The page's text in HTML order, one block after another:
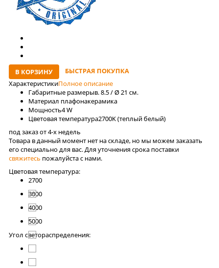
В КОРЗИНУ
БЫСТРАЯ ПОКУПКА
ХарактеристикиПолное описание
Габаритные размерыв. 8.5 / Ø 21 см.
Материал плафонакерамика
Мощность4 W
Цветовая температура2700K (теплый белый)
под заказ от 4-x недель
Товара в данный момент нет на складе, но мы можем заказать
его специально для вас. Для уточнения срока поставки
свяжитесь пожалуйста с нами.
Цветовая температура:
2700
3000
4000
5000
Угол светораспределения: